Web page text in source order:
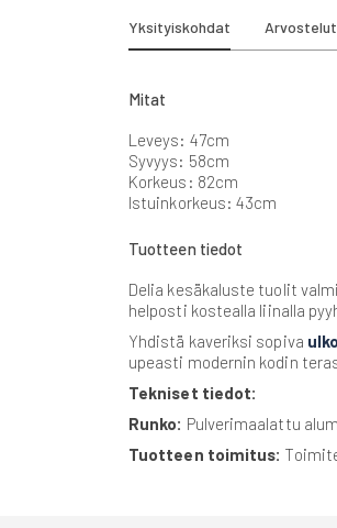
of
the
Yksityiskohdat
Mitat
Leveys: 47cm
Syvyys: 58cm
Korkeus: 82cm
Istuinkorkeus: 43cm
Tuotteen tiedot
Delia kesäkaluste tuolit
helposti kostealla liinalla
Yhdistä kaveriksi sopiva
upeasti modernin kodin
Tekniset tiedot:
Runko: Pulverimaalattu
Tuotteen toimitus:
Arvostelut